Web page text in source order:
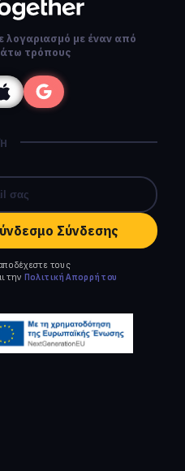
λογαριασμό με έναν από
τρόπους
Ή
Σύνδεσης
τους
την Πολιτική Απορρήτου